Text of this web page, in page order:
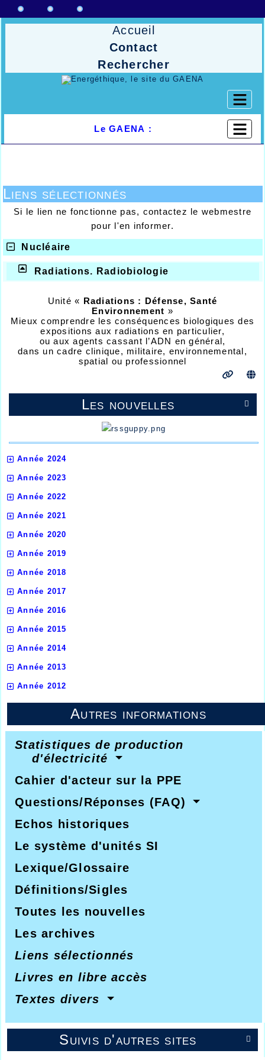
Accueil
Contact
Rechercher
Le GAENA :
Autres informations
Statistiques de production
d'électricité
Cahier d'acteur sur la PPE
Questions/Réponses (FAQ)
Echos historiques
Le système d'unités SI
Lexique/Glossaire
Définitions/Sigles
Toutes les nouvelles
Les archives
Liens sélectionnés
Livres en libre accès
Textes divers

Suivis d'autres sites
Liens sélectionnés
Si le lien ne fonctionne pas, contactez le webmestre
pour l'en informer.
Nucléaire
Radiations. Radiobiologie
Unité « Radiations : Défense, Santé
Environnement »
Mieux comprendre les conséquences biologiques des
expositions aux radiations en particulier,
ou aux agents cassant l’ADN en général,
dans un cadre clinique, militaire, environnemental,
spatial ou professionnel

Les nouvelles
Année 2024
Année 2023
Année 2022
Année 2021
Année 2020
Année 2019
Année 2018
Année 2017
Année 2016
Année 2015
Année 2014
Année 2013
Année 2012